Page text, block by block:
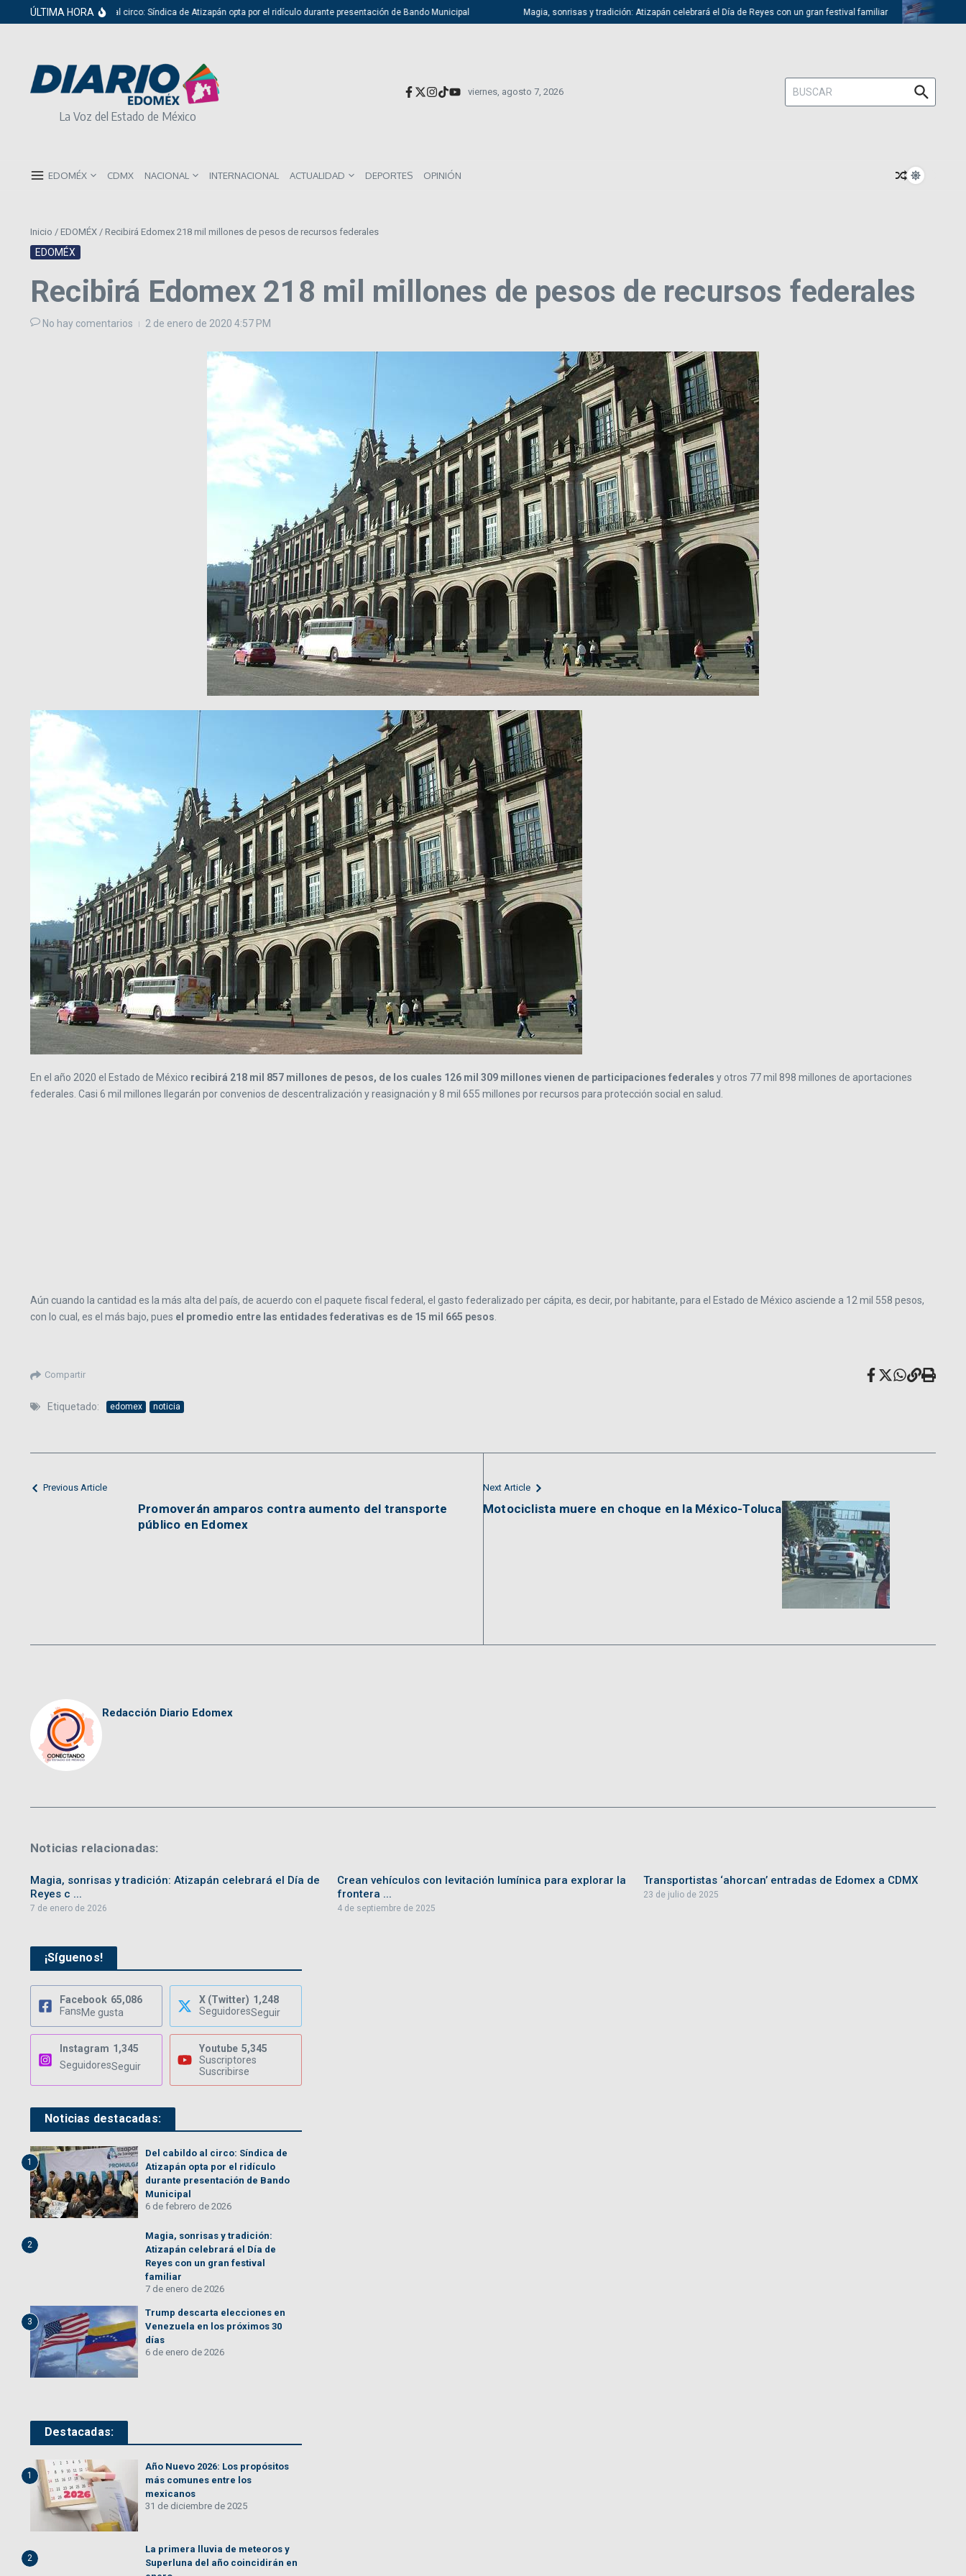
Saltar al contenido
ÚLTIMA HORA
Del cabildo al circo: Síndica de Atizapán opta por el ridículo durante presentación de Bando Municipal Magia, sonrisas y tradición: Atizapán celebrará el Día de Reyes con un gran festival familiar Trump
La Voz del Estado de México
viernes, agosto 7, 2026
Buscar:
EDOMÉX CDMX NACIONAL INTERNACIONAL ACTUALIDAD DEPORTES OPINIÓN
Inicio / EDOMÉX / Recibirá Edomex 218 mil millones de pesos de recursos federales
EDOMÉX
Recibirá Edomex 218 mil millones de pesos de recursos federales
No hay comentarios 2 de enero de 2020 4:57 PM
En el año 2020 el Estado de México recibirá 218 mil 857 millones de pesos, de los cuales 126 mil 309 millones vienen de participaciones federales y otros 77 mil 898 millones de aportaciones
federales. Casi 6 mil millones llegarán por convenios de descentralización y reasignación y 8 mil 655 millones por recursos para protección social en salud.
Aún cuando la cantidad es la más alta del país, de acuerdo con el paquete fiscal federal, el gasto federalizado per cápita, es decir, por habitante, para el Estado de México asciende a 12 mil 558 pesos,
con lo cual, es el más bajo, pues el promedio entre las entidades federativas es de 15 mil 665 pesos.
Compartir
Etiquetado: edomex noticia
Previous Article
Promoverán amparos contra aumento del transporte
público en Edomex
Next Article
Motociclista muere en choque en la México-Toluca
Redacción Diario Edomex
Noticias relacionadas:
Magia, sonrisas y tradición: Atizapán celebrará el Día de
Reyes c ...
7 de enero de 2026
Crean vehículos con levitación lumínica para explorar la
frontera ...
4 de septiembre de 2025
Transportistas ‘ahorcan’ entradas de Edomex a CDMX
23 de julio de 2025
¡Síguenos!
Facebook 65,086
FansMe gusta
X (Twitter) 1,248
SeguidoresSeguir
Instagram 1,345
SeguidoresSeguir
Youtube 5,345
Suscriptores
Suscribirse
Noticias destacadas:
1
Del cabildo al circo: Síndica de
Atizapán opta por el ridículo
durante presentación de Bando
Municipal
6 de febrero de 2026
2
Magia, sonrisas y tradición:
Atizapán celebrará el Día de
Reyes con un gran festival
familiar
7 de enero de 2026
3
Trump descarta elecciones en
Venezuela en los próximos 30
días
6 de enero de 2026
Destacadas:
1
Año Nuevo 2026: Los propósitos
más comunes entre los
mexicanos
31 de diciembre de 2025
2
La primera lluvia de meteoros y
Superluna del año coincidirán en